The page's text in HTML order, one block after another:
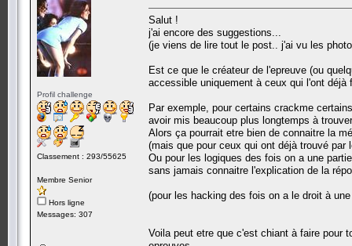
Profil challenge
Classement : 293/55625
Membre Senior
Hors ligne
Messages: 307
Salut !
j'ai encore des suggestions...
(je viens de lire tout le post.. j'ai vu les
Est ce que le créateur de l'epreuve (ou
accessible uniquement à ceux qui l'ont déjà
Par exemple, pour certains crackme
avoir mis beaucoup plus longtemps à
Alors ça pourrait etre bien de connaitre la
(mais que pour ceux qui ont déjà trouvé par
Ou pour les logiques des fois on a une
sans jamais connaitre l'explication de la
(pour les hacking des fois on a le droit à
Voila peut etre que c'est chiant à faire pour